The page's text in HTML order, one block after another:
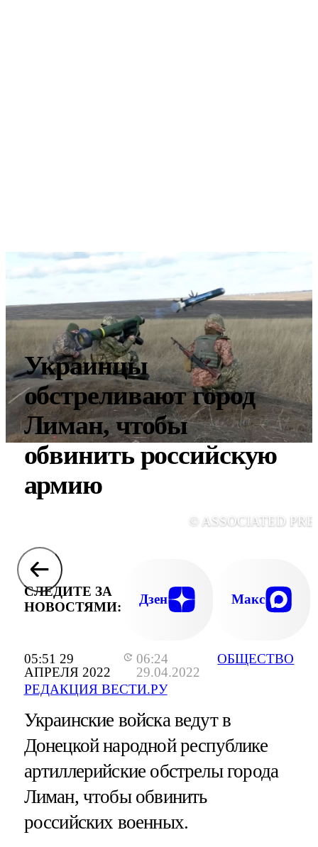
05:51 29
АПРЕЛЯ 2022
06:24
29.04.2022
РЕДАКЦИЯ ВЕСТИ.РУ
ОБЩЕСТВО
Украинцы
обстреливают город
Лиман, чтобы
обвинить российскую
армию
© ASSOCIATED
СЛЕДИТЕ ЗА
НОВОСТЯМИ:
Дзен Макс
Украинские войска ведут в
Донецкой народной республике
артиллерийские обстрелы города
Лиман, чтобы обвинить
российских военных.